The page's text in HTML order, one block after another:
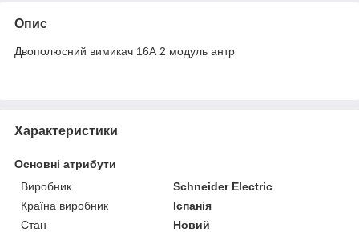
Опис
Двополюсний вимикач 16А 2 модуль антр
Характеристики
Основні атрибути
Виробник
Schneider Electric
Країна виробник
Іспанія
Стан
Новий